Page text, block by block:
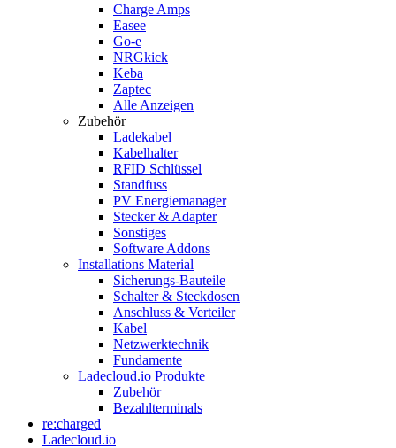
Charge Amps
Easee
Go-e
NRGkick
Keba
Zaptec
Alle Anzeigen
Zubehör
Ladekabel
Kabelhalter
RFID Schlüssel
Standfuss
PV Energiemanager
Stecker & Adapter
Sonstiges
Software Addons
Installations Material
Sicherungs-Bauteile
Schalter & Steckdosen
Anschluss & Verteiler
Kabel
Netzwerktechnik
Fundamente
Ladecloud.io Produkte
Zubehör
Bezahlterminals
re:charged
Ladecloud.io